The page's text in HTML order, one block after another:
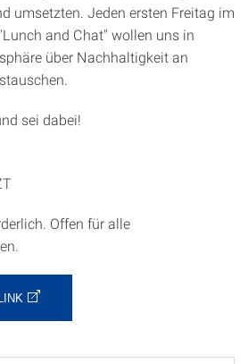
umsetzten. Jeden ersten Freitag im
and Chat" wollen uns in
über Nachhaltigkeit an
sei dabei!
Offen für alle